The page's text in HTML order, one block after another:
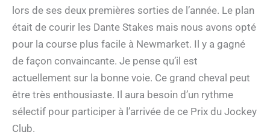
lors de ses deux premières sorties de l’année. Le plan
était de courir les Dante Stakes mais nous avons opté
pour la course plus facile à Newmarket. Il y a gagné
de façon convaincante. Je pense qu’il est
actuellement sur la bonne voie. Ce grand cheval peut
être très enthousiaste. Il aura besoin d’un rythme
sélectif pour participer à l’arrivée de ce Prix du Jockey
Club.